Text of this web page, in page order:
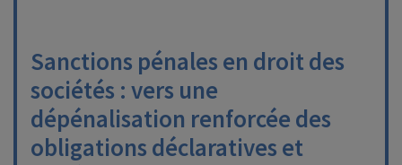
Sanctions pénales en droit des
sociétés : vers une
dépénalisation renforcée des
obligations déclaratives et